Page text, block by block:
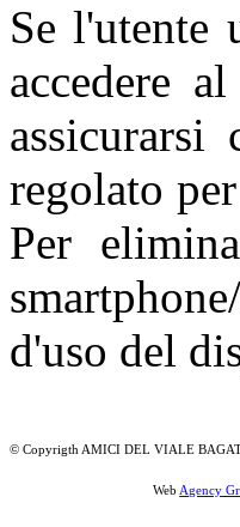
Se l'utente
accedere
assicurarsi
regolato
Per
d'uso del
© Copyrigth AMICI DEL VIALE
Web Agency